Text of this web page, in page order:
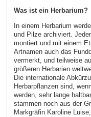
Was ist ein Herbarium?
In einem Herbarium
und Pilze archiviert.
montiert und mit einem
Artnamen auch das
vermerkt, und teilweise
größeren Herbarien
Die internationale
Herbarpflanzen sind,
werden, sehr lange
stammen noch aus der
Markgräfin Karoline